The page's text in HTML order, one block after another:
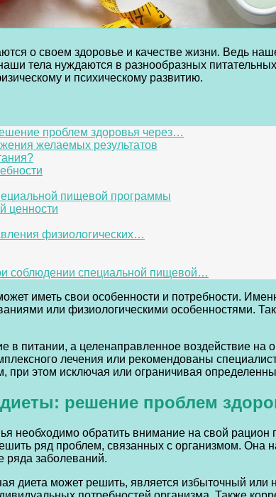
о своем здоровье и качестве жизни. Ведь
тела нуждаются в разнообразных
и психическому развитию.
проблем здоровья через…
желаемых результатов
пищевой программы
ценности
физиологических…
соблюдении специальной пищевой…
иметь свои особенности и потребности.
или физиологическими особенностями.
в питании, а целенаправленное воздействие
лечения или рекомендованы
этом исключая или ограничивая
решение проблем
необходимо обратить внимание на свой рацион
ряд проблем, связанных с организмом. Она
ряда заболеваний.
диета может решить, является избыточный